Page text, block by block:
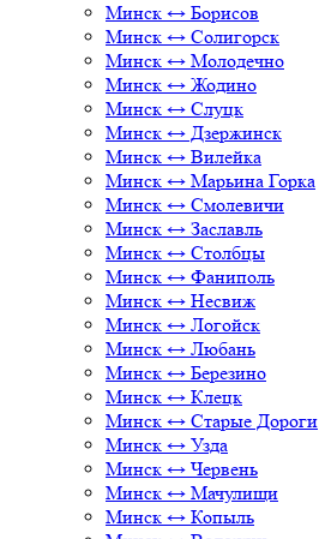
Минск ↔ Борисов
Минск ↔ Солигорск
Минск ↔ Молодечно
Минск ↔ Жодино
Минск ↔ Слуцк
Минск ↔ Дзержинск
Минск ↔ Вилейка
Минск ↔ Марьина Горка
Минск ↔ Смолевичи
Минск ↔ Заславль
Минск ↔ Столбцы
Минск ↔ Фаниполь
Минск ↔ Несвиж
Минск ↔ Логойск
Минск ↔ Любань
Минск ↔ Березино
Минск ↔ Клецк
Минск ↔ Старые Дороги
Минск ↔ Узда
Минск ↔ Червень
Минск ↔ Мачулищи
Минск ↔ Копыль